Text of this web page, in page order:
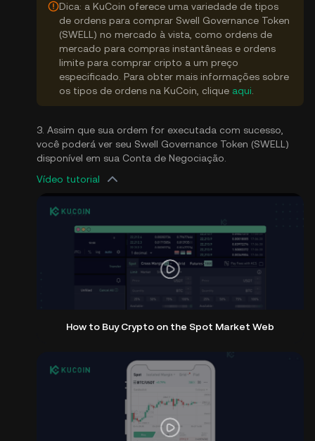
Dica: a KuCoin oferece uma variedade de tipos
de ordens para comprar Swell Governance Token
(SWELL) no mercado à vista, como ordens de
mercado para compras instantâneas e ordens
limite para comprar cripto a um preço
especificado. Para obter mais informações sobre
os tipos de ordens na KuCoin, clique aqui
3. Assim que sua ordem for executada com sucesso,
você poderá ver seu Swell Governance Token (SWELL)
disponível em sua Conta de Negociação.
Vídeo tutorial
How to Buy Crypto on the Spot Market Web